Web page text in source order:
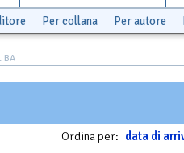
Per collana Per autore
BA
Ordina per: data di